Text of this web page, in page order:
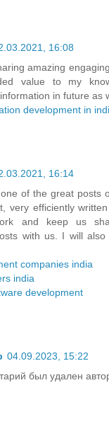
16:08
amazing
value to my
in future as
development in
16:14
of the great posts
very efficiently
and keep us
with us. I will
companies india
india
development
04.09.2023, 15:22
был удален